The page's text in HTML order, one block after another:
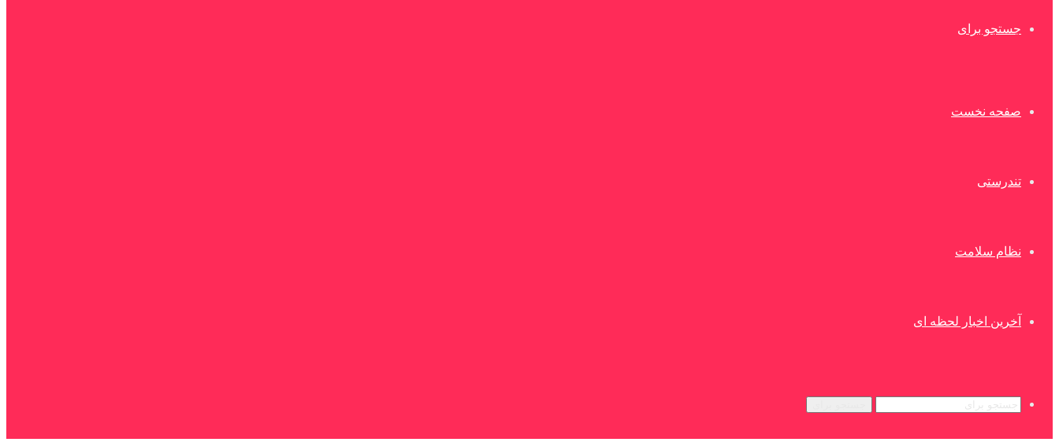
جستجو برای
صفحه نخست
تندرستی
نظام سلامت
آخرین اخبار لحظه ای